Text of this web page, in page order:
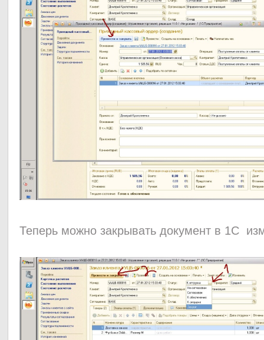
Теперь можно закрывать документ в 1С